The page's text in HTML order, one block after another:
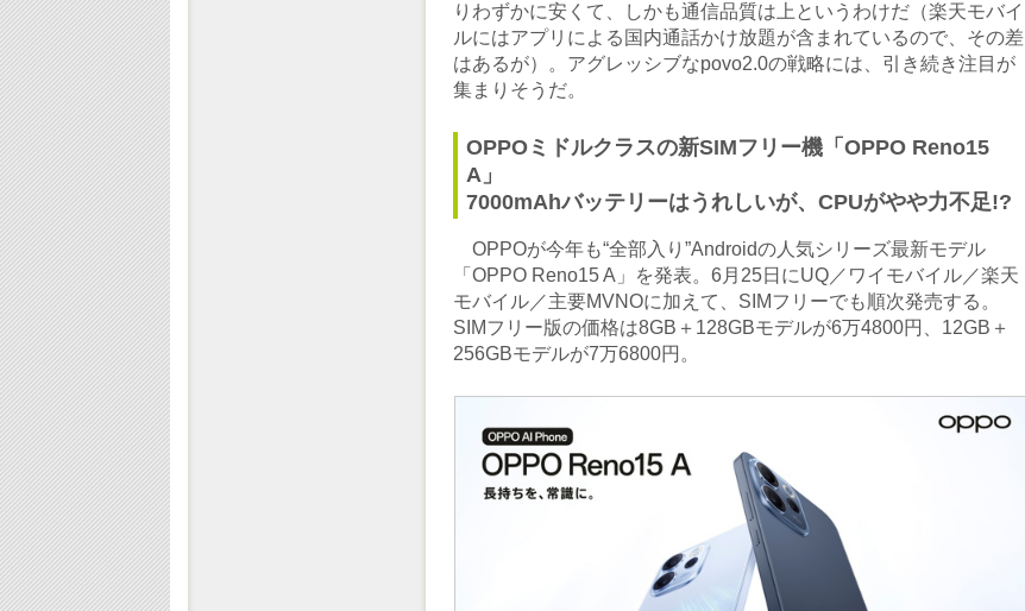
りわずかに安くて、しかも通信品質は上というわけだ（楽天モバイ
ルにはアプリによる国内通話かけ放題が含まれているので、その差
はあるが）。アグレッシブなpovo2.0の戦略には、引き続き注目が
集まりそうだ。
OPPOミドルクラスの新SIMフリー機「OPPO Reno15
A」
7000mAhバッテリーはうれしいが、CPUがやや力不足!?
OPPOが今年も“全部入り”Androidの人気シリーズ最新モデル
「OPPO Reno15 A」を発表。6月25日にUQ／ワイモバイル／楽天
モバイル／主要MVNOに加えて、SIMフリーでも順次発売する。
SIMフリー版の価格は8GB＋128GBモデルが6万4800円、12GB＋
256GBモデルが7万6800円。